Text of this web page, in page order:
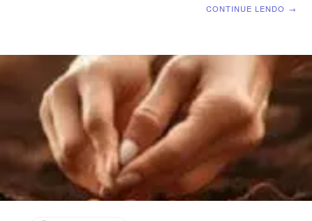
página. ORIENTAÇÃO PEDAGÓGICA Em 2 Coríntios 10
há 18 versos. Sugerimos começar a aula lendo, com os
alunos, 2 Coríntios 10.1-18 (5 a 7 min.). A
CONTINUE LENDO →